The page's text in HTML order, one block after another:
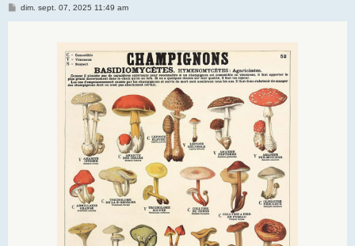
Mdim. sept. 07, 2025 11:49 am